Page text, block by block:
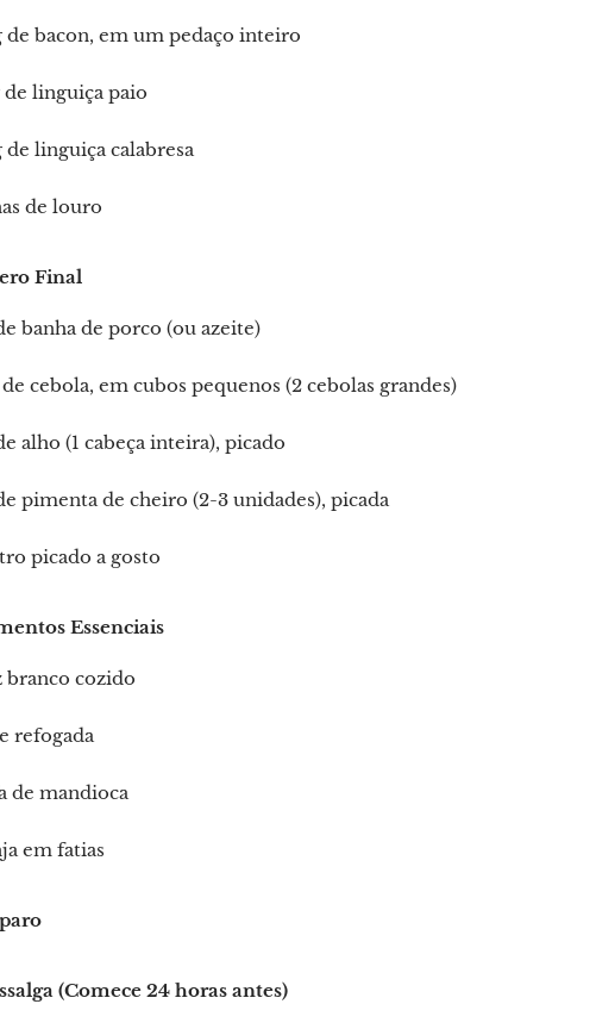
de bacon, em um pedaço inteiro
de linguiça paio
de linguiça calabresa
de louro
Final
banha de porco (ou azeite)
de cebola, em cubos pequenos (2 cebolas grandes)
alho (1 cabeça inteira), picado
pimenta de cheiro (2-3 unidades), picada
picado a gosto
Essenciais
branco cozido
refogada
de mandioca
em fatias
(Comece 24 horas antes)